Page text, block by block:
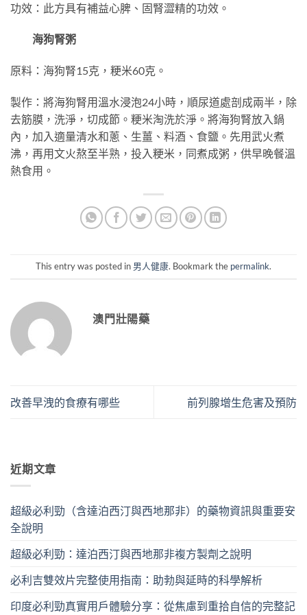
功效：此方具有補益心脾、固腎澀精的功效。
海狗腎粥
原料：海狗腎15克，粳米60克。
製作：將海狗腎用溫水浸泡24小時，順尿道處剖成兩半，除
去筋膜，洗淨，切成節。粳米淘洗於淨。將海狗腎放入鍋
內，加入適量清水和蔥、生薑、料酒、食鹽。先用武火煮
沸，再用文火熬至半熟，投入粳米，同煮成粥，供早晚餐溫
熱食用。
This entry was posted in 男人健康. Bookmark the permalink.
澳門壯陽藥
改善早洩的食療有哪些 前列腺增生危害及預防
近期文章
超級必利勁（含達泊西汀與西地那非）的藥物資訊與重要安
全說明
超級必利勁：達泊西汀與西地那非複方製劑之說明
必利吉雙效片完整使用指南：助勃與延時的科學解析
印度必利勁真實用戶體驗分享：從焦慮到重拾自信的完整記